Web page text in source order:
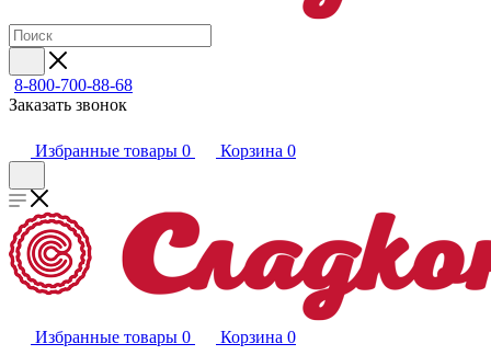
8-800-700-88-68
Заказать звонок
Избранные товары 0 Корзина 0
Избранные товары 0 Корзина 0